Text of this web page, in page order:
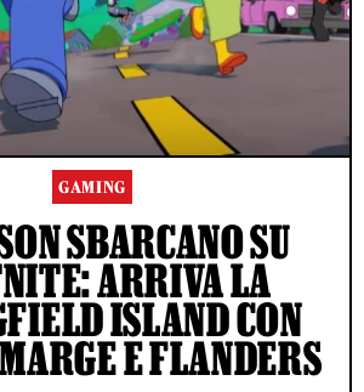
GAMING
SBARCANO SU
ARRIVA LA
ISLAND CON
E FLANDERS